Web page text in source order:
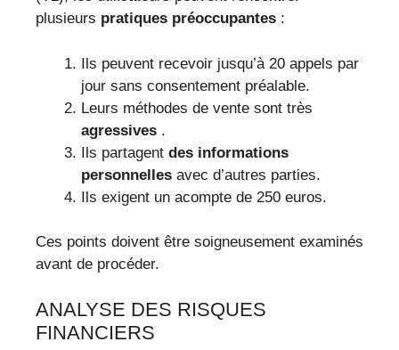
plusieurs pratiques préoccupantes :
Ils peuvent recevoir jusqu’à 20 appels par
jour sans consentement préalable.
Leurs méthodes de vente sont très
agressives .
Ils partagent des informations
personnelles avec d’autres parties.
Ils exigent un acompte de 250 euros.
Ces points doivent être soigneusement examinés
avant de procéder.
ANALYSE DES RISQUES
FINANCIERS